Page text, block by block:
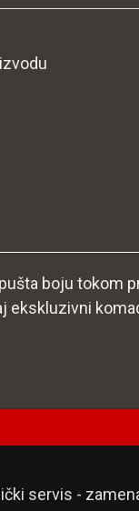
boju tokom
ekskluzivni
servis -